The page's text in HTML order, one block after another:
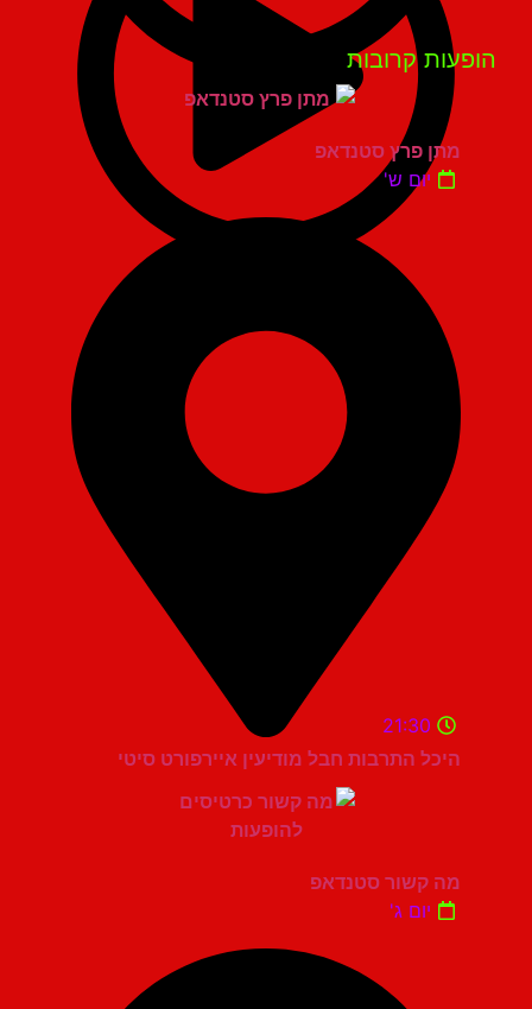
קרובות
מתן פרץ סטנדאפ
יום ש'
היכל התרבות חבל מודיעין איירפורט סיטי
21:30
מה קשור סטנדאפ
יום ג'